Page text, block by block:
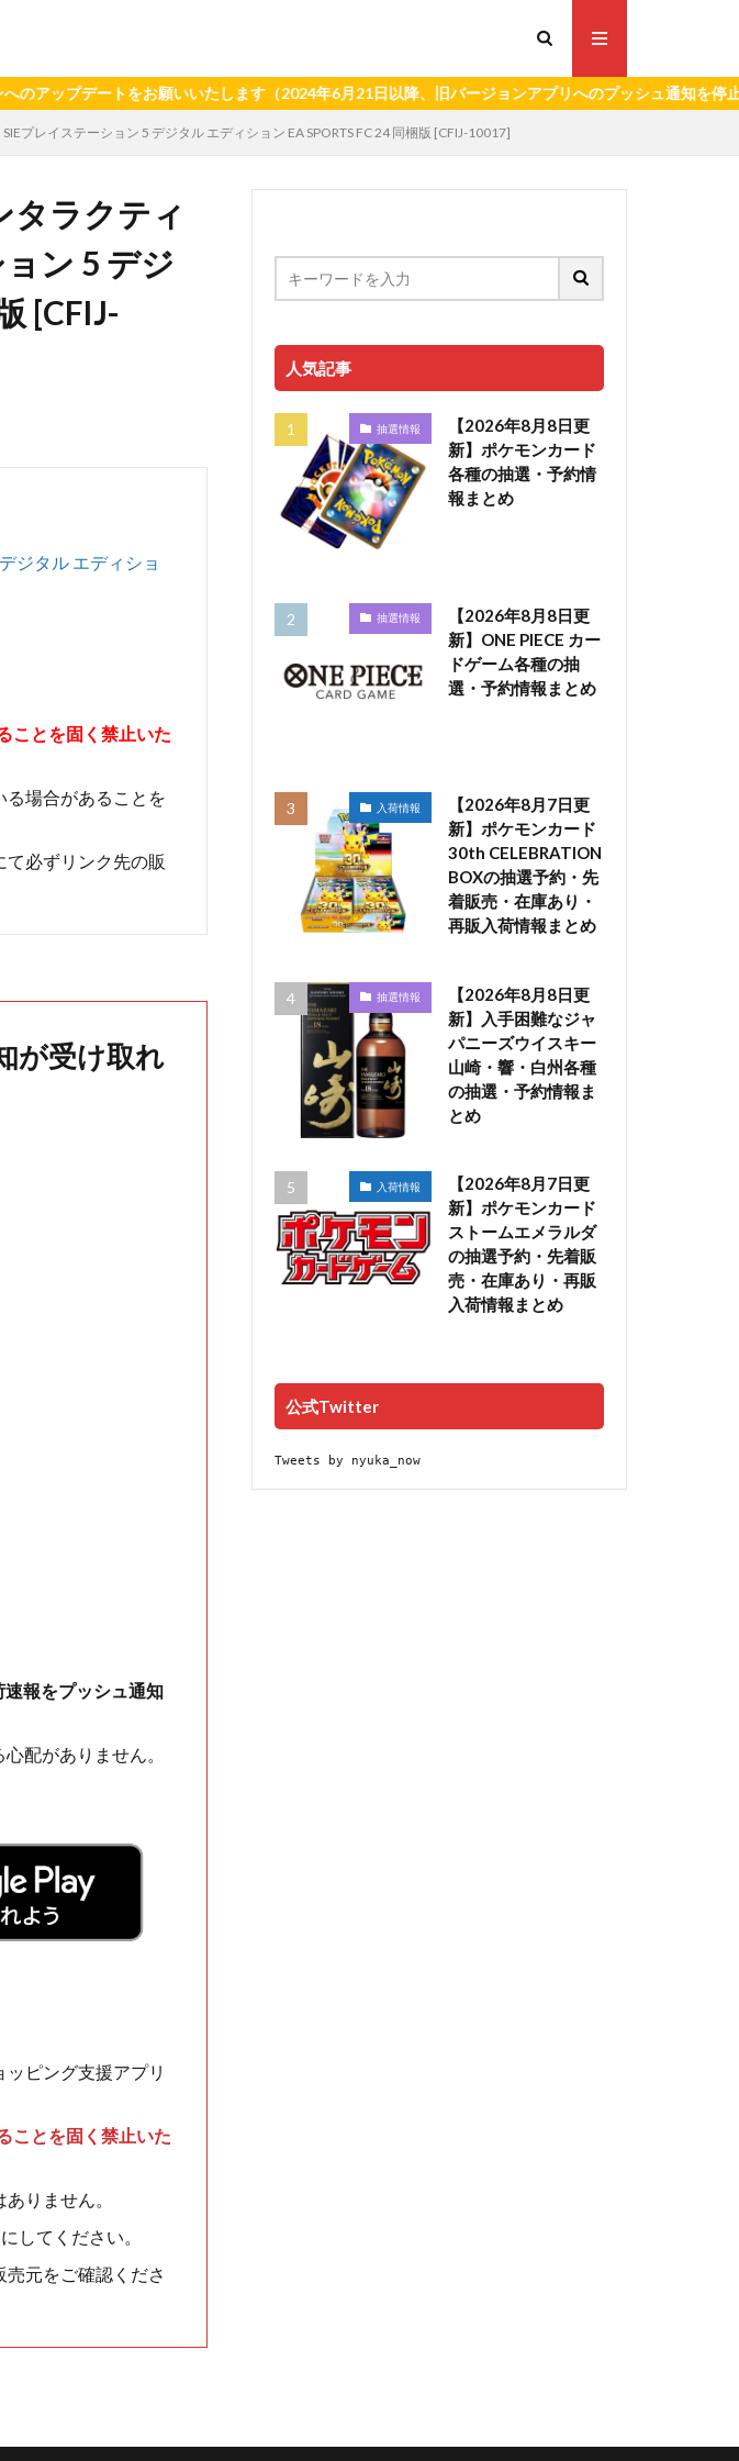
デートをお願いいたします（2024年6月21日以降、旧バージョンアプリへのプッシュ通知を停止いたしま
プレイステーション 5 デジタル エディション EA SPORTS FC 24 同梱版 [CFIJ-10017]
タラクティ
ン 5 デジ
[CFIJ-
ジタル エディショ
ことを固く禁止いた
る場合があることを
必ずリンク先の販
が受け取れ
速報をプッシュ通知
配がありません。
ピング支援アプリ
ことを固く禁止いた
りません。
してください。
元をご確認くださ
人気記事
抽選情報
【2026年8月8日更
新】ポケモンカード
各種の抽選・予約情
報まとめ
抽選情報
【2026年8月8日更
新】ONE PIECE カー
ドゲーム各種の抽
選・予約情報まとめ
入荷情報
【2026年8月7日更
新】ポケモンカード
30th CELEBRATION
BOXの抽選予約・先
着販売・在庫あり・
再販入荷情報まとめ
抽選情報
【2026年8月8日更
新】入手困難なジャ
パニーズウイスキー
山崎・響・白州各種
の抽選・予約情報ま
とめ
入荷情報
【2026年8月7日更
新】ポケモンカード
ストームエメラルダ
の抽選予約・先着販
売・在庫あり・再販
入荷情報まとめ
公式Twitter
Tweets by nyuka_now